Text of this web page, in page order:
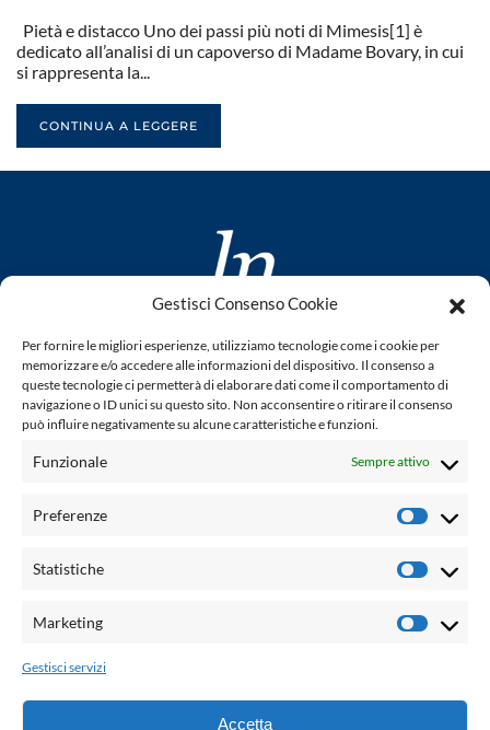
Gestisci Consenso Cookie
Per fornire le migliori esperienze, utilizziamo tecnologie come i cookie per
memorizzare e/o accedere alle informazioni del dispositivo. Il consenso a
queste tecnologie ci permetterà di elaborare dati come il comportamento di
navigazione o ID unici su questo sito. Non acconsentire o ritirare il consenso
può influire negativamente su alcune caratteristiche e funzioni.
Funzionale Sempre attivo
Preferenze
Statistiche
Marketing
Gestisci servizi
Accetta
Pietà e distacco Uno dei passi più noti di Mimesis[1] è
dedicato all’analisi di un capoverso di Madame Bovary, in cui
si rappresenta la...
CONTINUA A LEGGERE
www.laletteraturaenoi.it
fondato da Romano Luperini
Questo blog non rappresenta una testata giornalistica in
quanto viene aggiornato senza alcuna periodicità. Non può
legge n° 62 del 7.03.2001. L'autore non è responsabile per
email:
Grafica e web:Salvatore Leto